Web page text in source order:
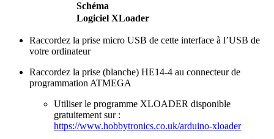
Schéma
Logiciel XLoader
Raccordez la prise micro USB de cette interface à l’USB de
votre ordinateur
Raccordez la prise (blanche) HE14-4 au connecteur de
programmation ATMEGA
Utiliser le programme XLOADER disponible
gratuitement sur :
https://www.hobbytronics.co.uk/arduino-xloader